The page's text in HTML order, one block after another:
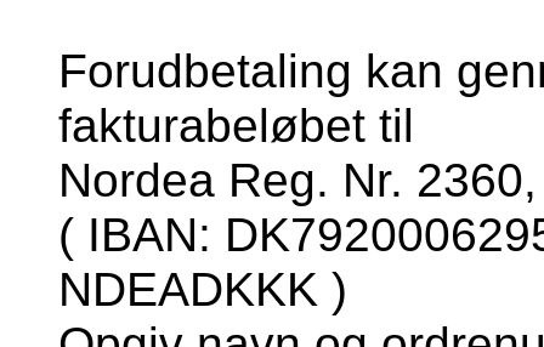
Forudbetaling kan
fakturabeløbet til
Nordea Reg. Nr.
( IBAN:
NDEADKKK )